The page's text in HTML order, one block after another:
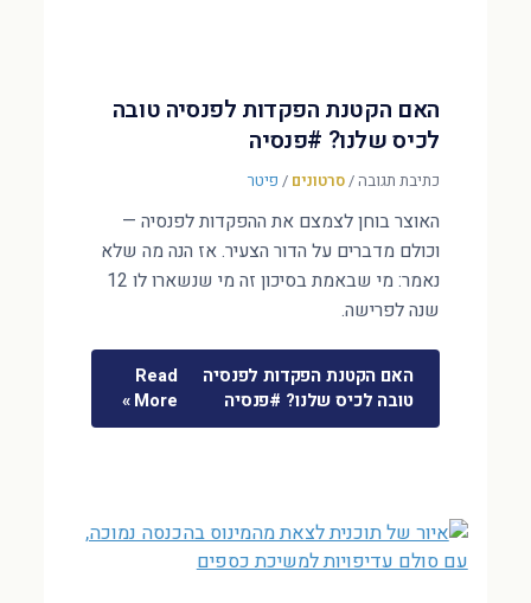
האם הקטנת הפקדות לפנסיה טובה
לכיס שלנו? #פנסיה
כתיבת תגובה/סרטונים / פיטר
האוצר בוחן לצמצם את ההפקדות לפנסיה —
וכולם מדברים על הדור הצעיר. אז הנה מה שלא
נאמר: מי שבאמת בסיכון זה מי שנשארו לו 12
שנה לפרישה.
האם הקטנת הפקדות לפנסיה
טובה לכיס שלנו? #פנסיה
Read
More »